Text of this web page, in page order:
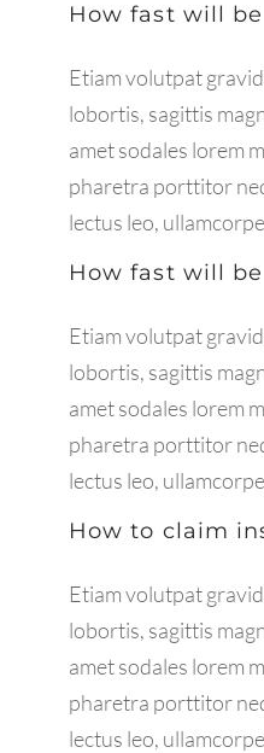
How fast will
Etiam volutpat
lobortis, sagittis
amet sodales lorem
pharetra porttitor
lectus leo,
How fast will
Etiam volutpat
lobortis, sagittis
amet sodales lorem
pharetra porttitor
lectus leo,
How to claim
Etiam volutpat
lobortis, sagittis
amet sodales lorem
pharetra porttitor
lectus leo,